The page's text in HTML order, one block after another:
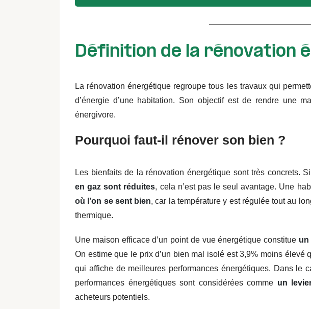
Définition de la rénovation
La rénovation énergétique regroupe tous les travaux qui
d’énergie d’une habitation. Son objectif est de rendre une
énergivore.
Pourquoi faut-il rénover son bien ?
Les bienfaits de la rénovation énergétique sont très concrets. Si
en gaz sont réduites, cela n’est pas le seul avantage. Une
où l’on se sent bien, car la température y est régulée tout au
thermique.
Une maison efficace d’un point de vue énergétique constitue un
On estime que le prix d’un bien mal isolé est 3,9% moins élevé
qui affiche de meilleures performances énergétiques. Dans le
performances énergétiques sont considérées comme un
acheteurs potentiels.